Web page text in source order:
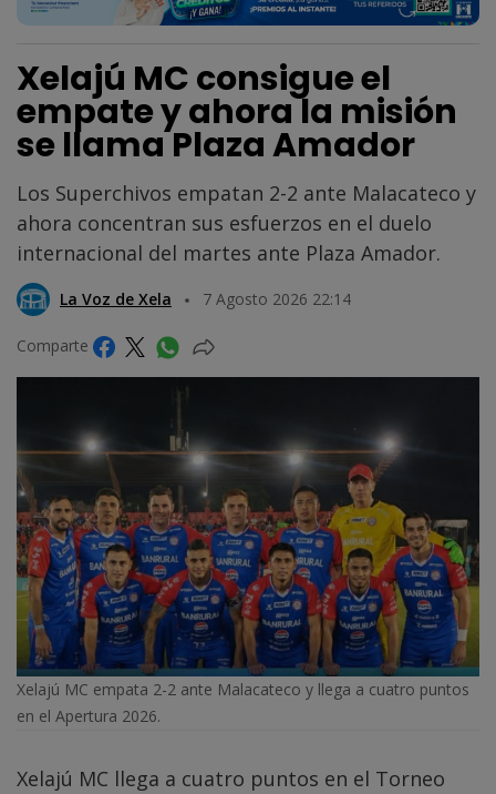
Xelajú MC consigue el
empate y ahora la misión
se llama Plaza Amador
Los Superchivos empatan 2-2 ante Malacateco y
ahora concentran sus esfuerzos en el duelo
internacional del martes ante Plaza Amador.
La Voz de Xela 7 Agosto 2026 22:14
Comparte
Xelajú MC empata 2-2 ante Malacateco y llega a cuatro puntos
en el Apertura 2026.
Xelajú MC llega a cuatro puntos en el Torneo